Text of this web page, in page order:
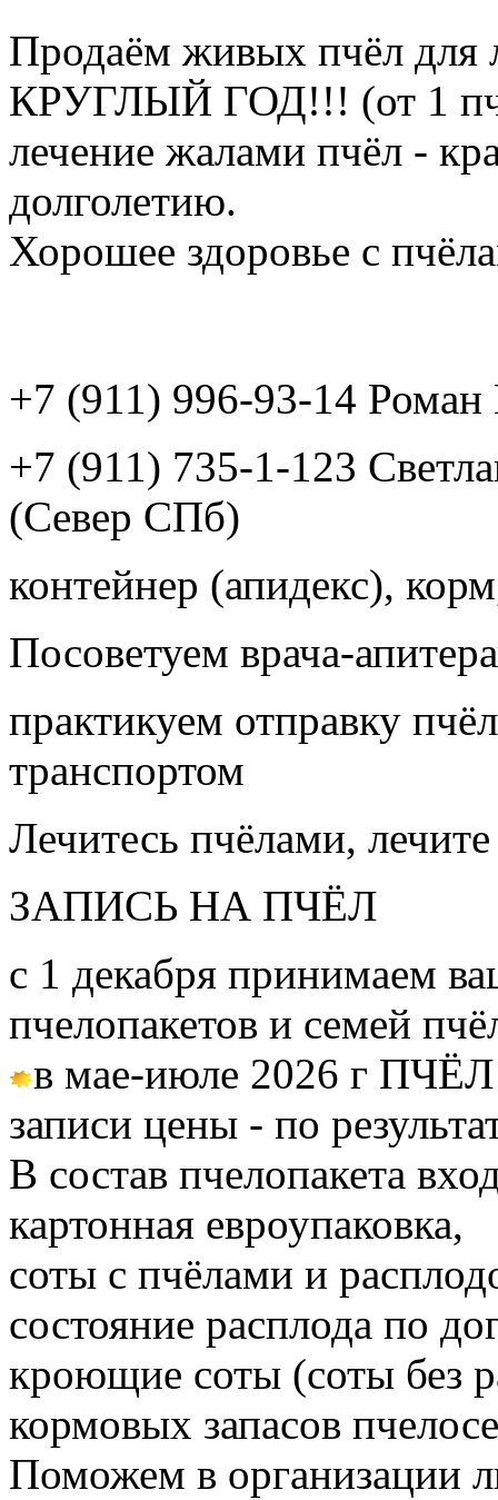
Продаём живых пчёл для
КРУГЛЫЙ ГОД!!! (от 1
лечение жалами пчёл -
долголетию.
Хорошее здоровье с
+7 (911) 996-93-14
+7 (911) 735-1-123
(Север СПб)
контейнер (апидекс),
Посоветуем врача-
практикуем отправку
транспортом
Лечитесь пчёлами,
ЗАПИСЬ НА ПЧЁЛ
с 1 декабря принимаем
пчелопакетов и семей
в мае-июле 2026 г
записи цены - по
В состав пчелопакета
картонная евроупаковка,
соты с пчёлами и
состояние расплода по
кроющие соты (соты без
кормовых запасов
Поможем в организации